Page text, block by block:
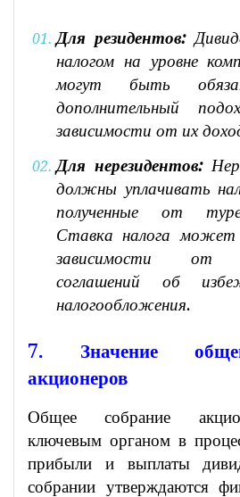
Для резидентов:
налогом на уровне
могут быть
дополнительный
зависимости от их
Для нерезидентов:
должны уплачивать
полученные от
Ставка налога может
зависимости от
соглашений об
налогообложения.
7. Значение
акционеров
Общее собрание
ключевым органом в
прибыли и выплаты
собрании утверждаются